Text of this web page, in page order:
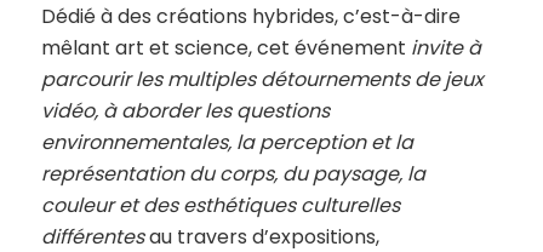
Dédié à des créations hybrides, c’est-à-dire
mêlant art et science, cet événement invite à
parcourir les multiples détournements de jeux
vidéo, à aborder les questions
environnementales, la perception et la
représentation du corps, du paysage, la
couleur et des esthétiques culturelles
différentesau travers d’expositions,